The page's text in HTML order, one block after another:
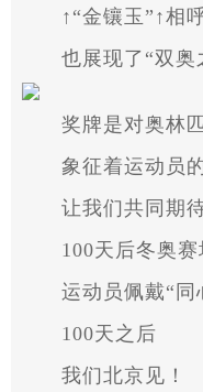
↑“金镶玉”↑相
也展现了“双奥
奖牌是对奥林
象征着运动员
让我们共同期
100天后冬奥赛
运动员佩戴“同
100天之后
我们北京见！